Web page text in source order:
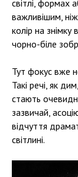
світлі, формах
важливішим,
колір на знімку
чорно-біле
Тут фокус вже
Такі речі, як
стають
зазвичай,
відчуття
світлині.